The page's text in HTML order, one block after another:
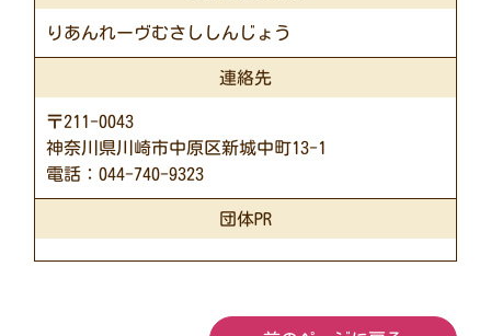
りあんれーヴむさししんじょう
連絡先
〒211-0043
神奈川県川崎市中原区新城中町13-1
電話：044-740-9323
団体PR